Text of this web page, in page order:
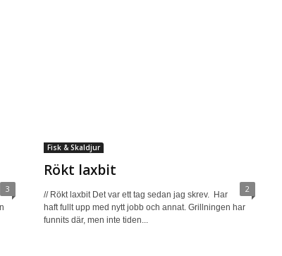
3
Fisk & Skaldjur
Rökt laxbit
2
// Rökt laxbit Det var ett tag sedan jag skrev. Har
haft fullt upp med nytt jobb och annat. Grillningen har
funnits där, men inte tiden...